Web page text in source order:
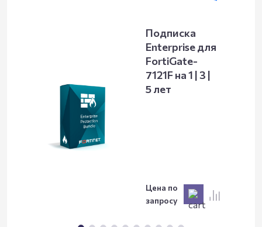
Подписка
Enterprise для
FortiGate-
7121F на 1 | 3 |
5 лет
Цена по
запросу